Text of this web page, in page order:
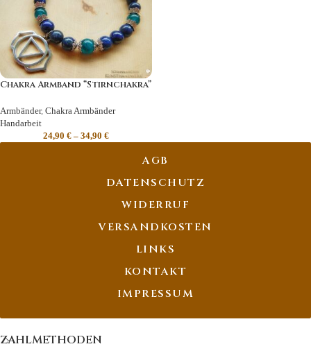
Chakra Armband “Stirnchakra”
Armbänder, Chakra Armbänder
Handarbeit
24,90 € – 34,90 €
AGB
DATENSCHUTZ
WIDERRUF
VERSANDKOSTEN
LINKS
KONTAKT
IMPRESSUM
ZAHLMETHODEN